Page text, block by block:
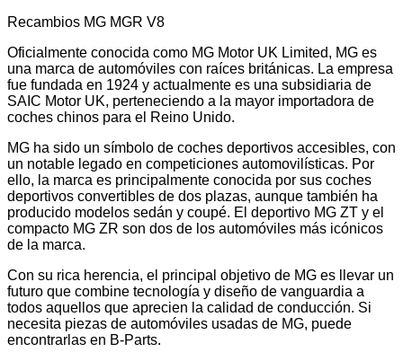
Recambios MG MGR V8
Oficialmente conocida como MG Motor UK Limited, MG es
una marca de automóviles con raíces británicas. La empresa
fue fundada en 1924 y actualmente es una subsidiaria de
SAIC Motor UK, perteneciendo a la mayor importadora de
coches chinos para el Reino Unido.
MG ha sido un símbolo de coches deportivos accesibles, con
un notable legado en competiciones automovilísticas. Por
ello, la marca es principalmente conocida por sus coches
deportivos convertibles de dos plazas, aunque también ha
producido modelos sedán y coupé. El deportivo MG ZT y el
compacto MG ZR son dos de los automóviles más icónicos
de la marca.
Con su rica herencia, el principal objetivo de MG es llevar un
futuro que combine tecnología y diseño de vanguardia a
todos aquellos que aprecien la calidad de conducción. Si
necesita piezas de automóviles usadas de MG, puede
encontrarlas en B-Parts.